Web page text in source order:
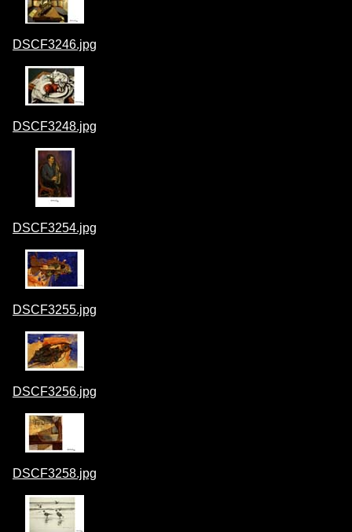
DSCF3246.jpg
DSCF3248.jpg
DSCF3254.jpg
DSCF3255.jpg
DSCF3256.jpg
DSCF3258.jpg